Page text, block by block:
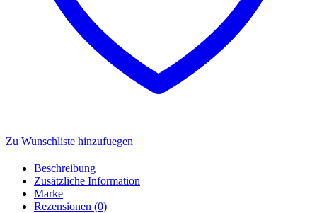
Zu Wunschliste hinzufuegen
Beschreibung
Zusätzliche Information
Marke
Rezensionen (0)